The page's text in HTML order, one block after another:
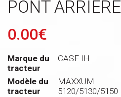
PONT ARRIERE
0.00€
Marque du
tracteur
CASE IH
Modèle du
tracteur
MAXXUM
5120/5130/5150